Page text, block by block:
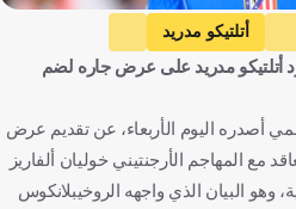
أتلتيكو مدريد
إسبانيا الأرجنتين كرة قدم
مدريد على عرض جاره لضم
أصدره اليوم الأربعاء، عن تقديم عرض
مع المهاجم الأرجنتيني خوليان ألفاريز
وهو البيان الذي واجهه الروخيبلانكوس